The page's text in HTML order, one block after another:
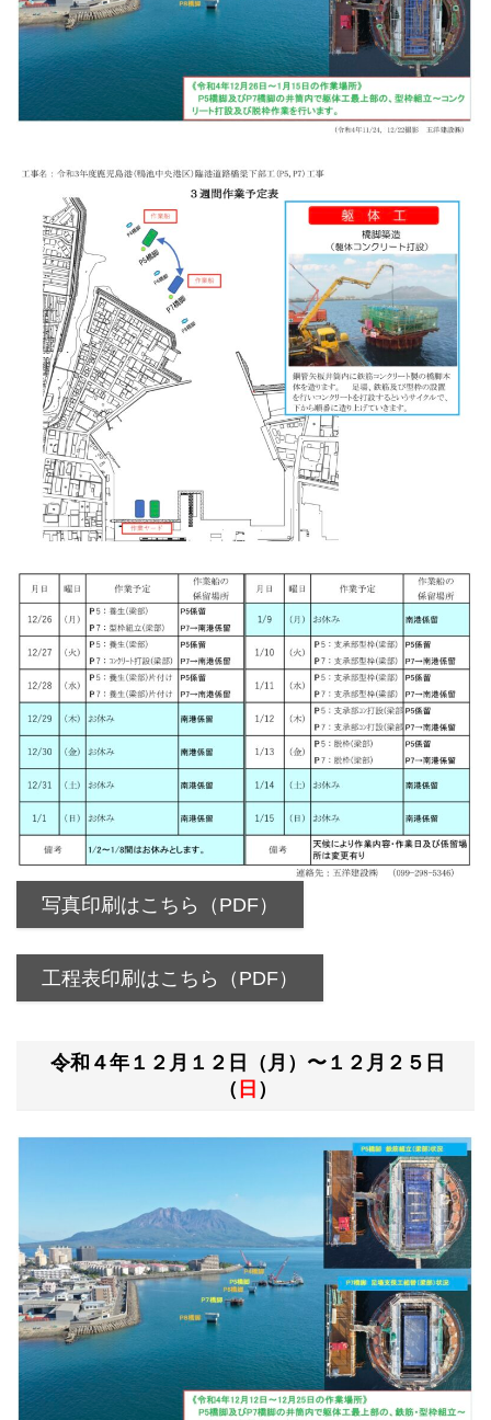
写真印刷はこちら（PDF）
工程表印刷はこちら（PDF）
令和４年１２月１２日（月）〜１２月２５日
（ 日 ）